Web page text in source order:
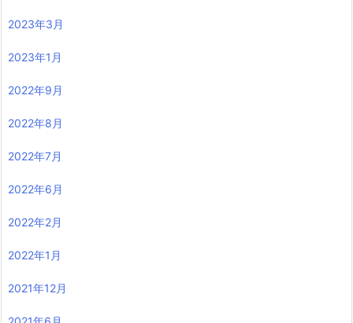
2023年3月
2023年1月
2022年9月
2022年8月
2022年7月
2022年6月
2022年2月
2022年1月
2021年12月